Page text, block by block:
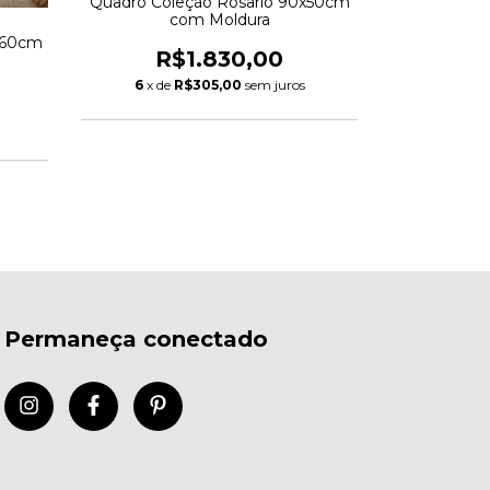
com Moldura
R$1.830,00
6 x de R$305,00 sem juros
Permaneça conectado